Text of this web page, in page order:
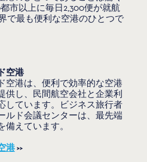
市以上に毎日2,300便が就航
で最も便利な空港のひとつで
空港
空港は、便利で効率的な空港
供し、民間航空会社と企業利
しています。ビジネス旅行者
ルド会議センターは、最先端
えています。
港>>